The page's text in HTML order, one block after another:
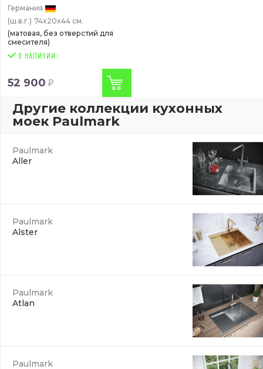
Германия
(ш.в.г.) 74x20x44 см.
(матовая, без отверстий для
смесителя)
52 900
Другие коллекции кухонных
моек Paulmark
Paulmark
Aller
Paulmark
Alster
Paulmark
Atlan
Paulmark